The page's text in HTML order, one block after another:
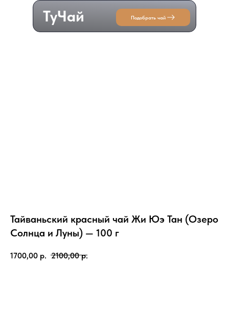
ТуЧай Подобрать чай
Тайваньский красный чай Жи Юэ Тан (Озеро
Солнца и Луны) — 100 г
1700,00 р. 2100,00 р.